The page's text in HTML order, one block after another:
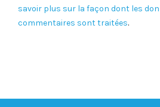
savoir plus sur la façon dont les
commentaires sont traitées.